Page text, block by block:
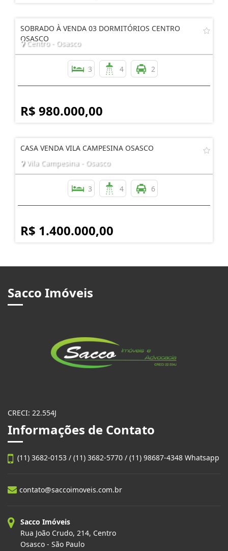
SOBRADO À VENDA 03 DORMITÓRIOS CENTRO
OSASCO
Centro - Osasco
3 4 2
R$ 980.000,00
CASA VENDA VILA CAMPESINA OSASCO
Vila Campesina - Osasco
3 4 6
R$ 1.400.000,00
Sacco Imóveis
CRECI: 22.554J
contato@saccoimoveis.com.br